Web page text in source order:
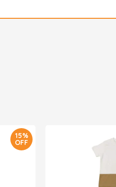
15%
OFF